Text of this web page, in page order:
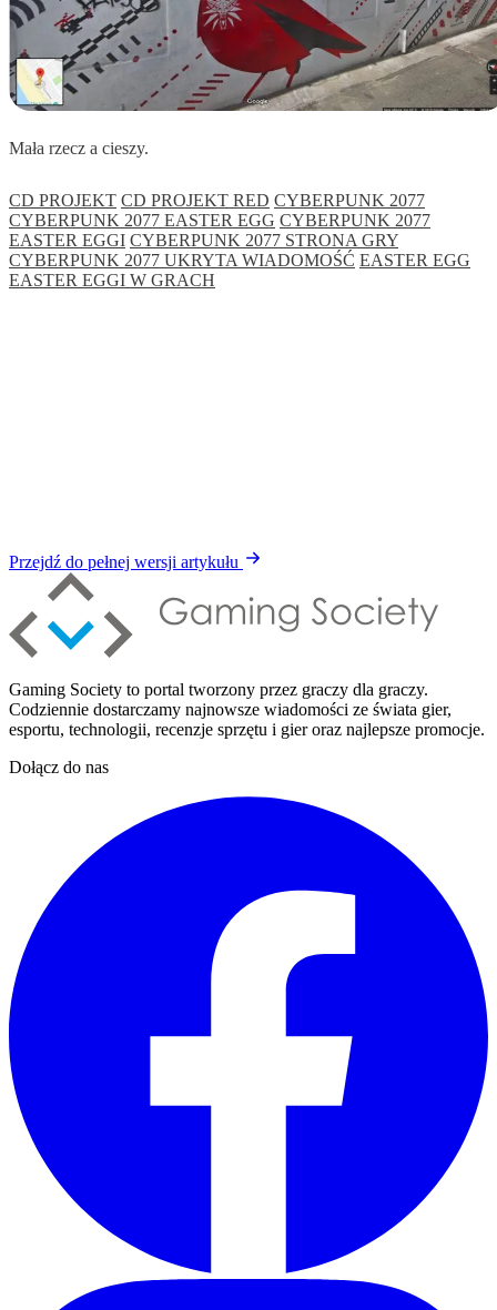
Mała rzecz a cieszy.
CD PROJEKT CD PROJEKT RED CYBERPUNK 2077
CYBERPUNK 2077 EASTER EGG CYBERPUNK 2077
EASTER EGGI CYBERPUNK 2077 STRONA GRY
CYBERPUNK 2077 UKRYTA WIADOMOŚĆ EASTER EGG
EASTER EGGI W GRACH
Przejdź do pełnej wersji artykułu
Gaming Society to portal tworzony przez graczy dla graczy.
Codziennie dostarczamy najnowsze wiadomości ze świata gier,
esportu, technologii, recenzje sprzętu i gier oraz najlepsze promocje.
Dołącz do nas